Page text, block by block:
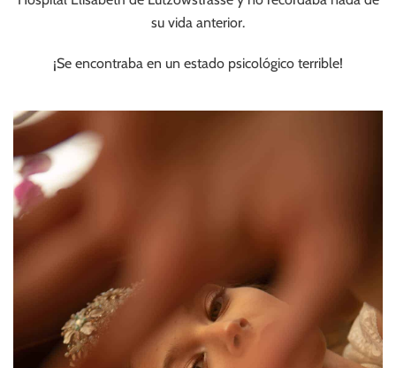
su vida anterior.
¡Se encontraba en un estado psicológico terrible!